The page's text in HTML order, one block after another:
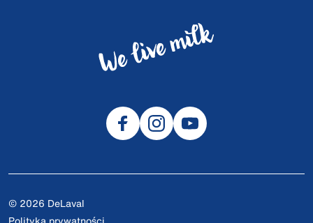
© 2026 DeLaval